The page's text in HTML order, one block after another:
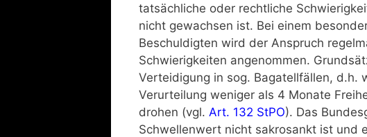
tatsächliche oder rechtliche
nicht gewachsen ist. Bei einem
Beschuldigten wird der Anspruch
Schwierigkeiten angenommen.
Verteidigung in sog. Bagatellfällen, d.h.
Verurteilung weniger als 4 Monate
drohen (vgl. Art. 132 StPO). Das
Schwellenwert nicht sakrosankt ist und